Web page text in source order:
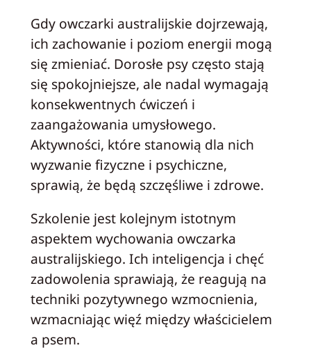
Gdy owczarki australijskie dojrzewają,
ich zachowanie i poziom energii mogą
się zmieniać. Dorosłe psy często stają
się spokojniejsze, ale nadal wymagają
konsekwentnych ćwiczeń i
zaangażowania umysłowego.
Aktywności, które stanowią dla nich
wyzwanie fizyczne i psychiczne,
sprawią, że będą szczęśliwe i zdrowe.
Szkolenie jest kolejnym istotnym
aspektem wychowania owczarka
australijskiego. Ich inteligencja i chęć
zadowolenia sprawiają, że reagują na
techniki pozytywnego wzmocnienia,
wzmacniając więź między właścicielem
a psem.